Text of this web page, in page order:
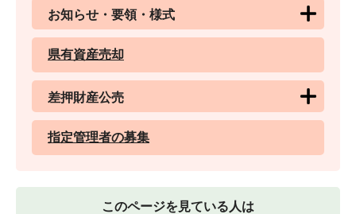
お知らせ・要領・様式
県有資産売却
差押財産公売
指定管理者の募集
このページを見ている人は